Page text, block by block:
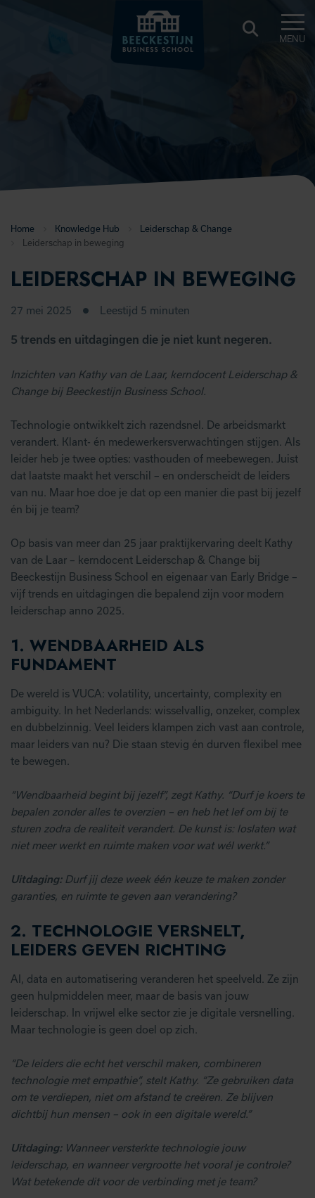
MENU
Home Knowledge Hub
Leiderschap & Change
Leiderschap in beweging
LEIDERSCHAP IN BEWEGING
27 mei 2025 Leestijd 5 minuten
5 trends en uitdagingen die je niet kunt negeren.
Inzichten van Kathy van de Laar, kerndocent Leiderschap &
Change bij Beeckestijn Business School.
Technologie ontwikkelt zich razendsnel. De arbeidsmarkt
verandert. Klant- én medewerkersverwachtingen stijgen. Als
leider heb je twee opties: vasthouden of meebewegen. Juist
dat laatste maakt het verschil – en onderscheidt de leiders
van nu. Maar hoe doe je dat op een manier die past bij jezelf
én bij je team?
Op basis van meer dan 25 jaar praktijkervaring deelt Kathy
van de Laar – kerndocent Leiderschap & Change bij
Beeckestijn Business School en eigenaar van Early Bridge –
vijf trends en uitdagingen die bepalend zijn voor modern
leiderschap anno 2025.
1. WENDBAARHEID ALS
FUNDAMENT
De wereld is VUCA: volatility, uncertainty, complexity en
ambiguity. In het Nederlands: wisselvallig, onzeker, complex
en dubbelzinnig. Veel leiders klampen zich vast aan controle,
maar leiders van nu? Die staan stevig én durven flexibel mee
te bewegen.
“Wendbaarheid begint bij jezelf”, zegt Kathy. “Durf je koers te
bepalen zonder alles te overzien – en heb het lef om bij te
sturen zodra de realiteit verandert. De kunst is: loslaten wat
niet meer werkt en ruimte maken voor wat wél werkt.”
Uitdaging: Durf jij deze week één keuze te maken zonder
garanties, en ruimte te geven aan verandering?
2. TECHNOLOGIE VERSNELT,
LEIDERS GEVEN RICHTING
AI, data en automatisering veranderen het speelveld. Ze zijn
geen hulpmiddelen meer, maar de basis van jouw
leiderschap. In vrijwel elke sector zie je digitale versnelling.
Maar technologie is geen doel op zich.
“De leiders die echt het verschil maken, combineren
technologie met empathie”, stelt Kathy. “Ze gebruiken data
om te verdiepen, niet om afstand te creëren. Ze blijven
dichtbij hun mensen – ook in een digitale wereld.”
Uitdaging:Wanneer versterkte technologie jouw
leiderschap, en wanneer vergrootte het vooral je controle?
Wat betekende dit voor de verbinding met je team?